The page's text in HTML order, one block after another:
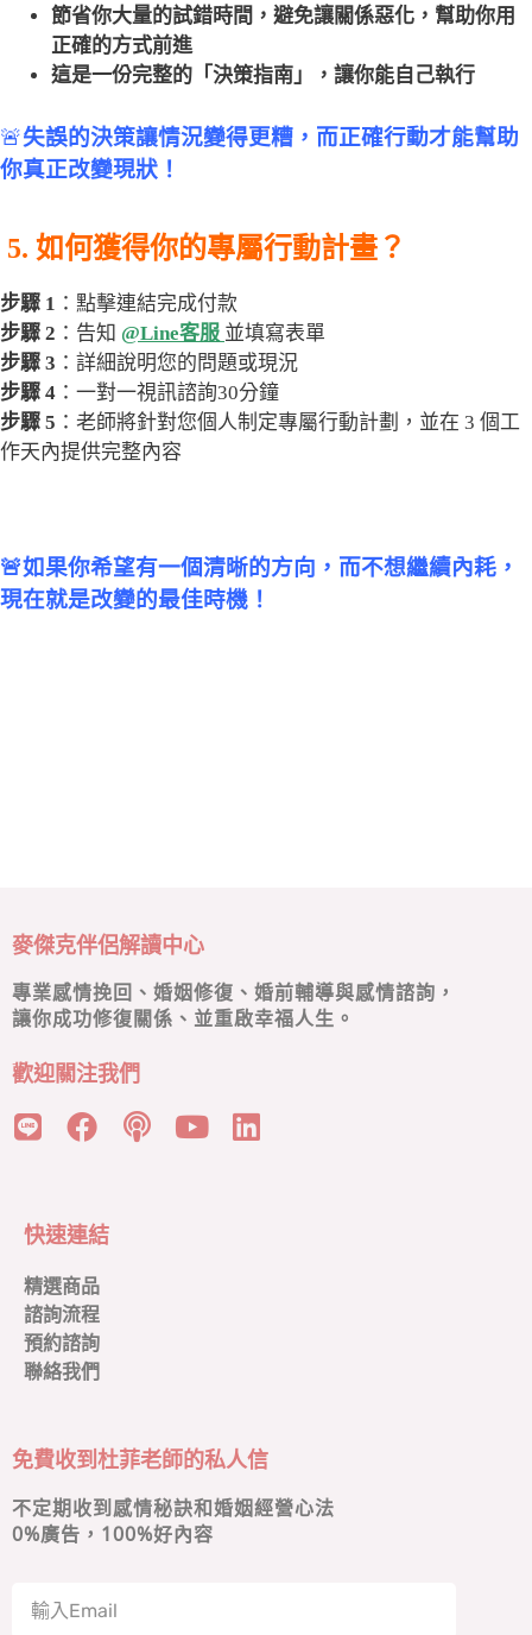
節省你大量的試錯時間，避免讓關係惡化，幫助你用
正確的方式前進
這是一份完整的「決策指南」，讓你能自己執行
🚨失誤的決策讓情況變得更糟，而正確行動才能幫助
你真正改變現狀！
5. 如何獲得你的專屬行動計畫？
步驟 1 ：點擊連結完成付款
步驟 2 ：告知 @Line客服 並填寫表單
步驟 3 ：詳細說明您的問題或現況
步驟 4 ：一對一視訊諮詢30分鐘
步驟 5 ：老師將針對您個人制定專屬行動計劃，並在 3 個工
作天內提供完整內容
🚨如果你希望有一個清晰的方向，而不想繼續內耗，
現在就是改變的最佳時機！
麥傑克伴侶解讀中心
專業感情挽回、婚姻修復、婚前輔導與感情諮詢，
讓你成功修復關係、並重啟幸福人生。
歡迎關注我們
快速連結
精選商品
諮詢流程
預約諮詢
聯絡我們
免費收到杜菲老師的私人信
不定期收到感情秘訣和婚姻經營心法
0%廣告，100%好內容